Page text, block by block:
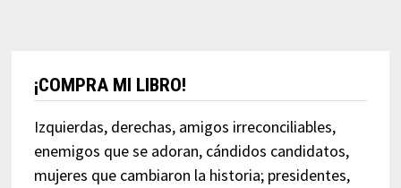
¡COMPRA MI LIBRO!
Izquierdas, derechas, amigos irreconciliables,
enemigos que se adoran, cándidos candidatos,
mujeres que cambiaron la historia; presidentes,